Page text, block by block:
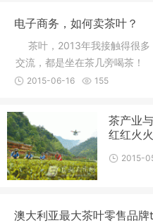
电子商务，如何卖茶叶？
茶叶，2013年我接触得很多
交流，都是坐在茶几旁喝茶
茶叶呢
2015-06-16 155
茶产业
红红火火
2015-
澳大利亚最大茶叶零售品